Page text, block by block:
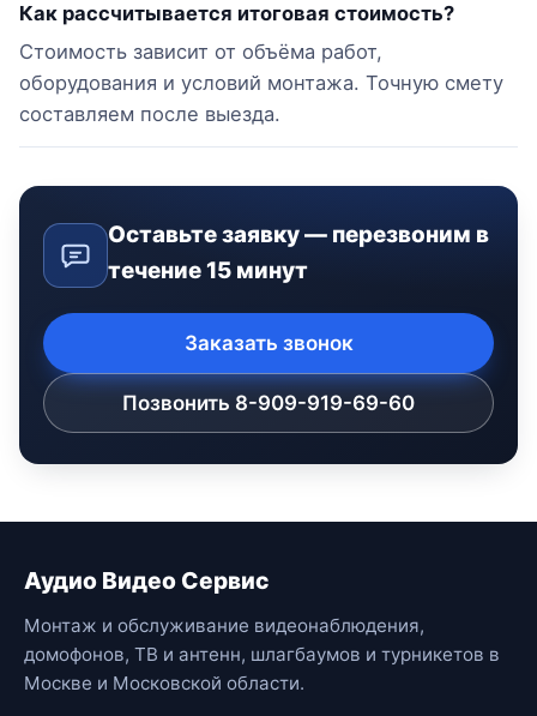
Как рассчитывается итоговая стоимость?
Стоимость зависит от объёма работ,
оборудования и условий монтажа. Точную смету
составляем после выезда.
Оставьте заявку — перезвоним в
течение 15 минут
Заказать звонок
Позвонить 8-909-919-69-60
Аудио Видео Сервис
Монтаж и обслуживание видеонаблюдения,
домофонов, ТВ и антенн, шлагбаумов и турникетов в
Москве и Московской области.